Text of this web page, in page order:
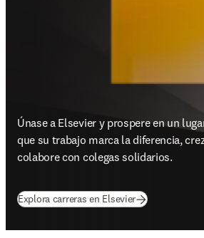
Únase a Elsevier y prospere en un
que su trabajo marca la diferencia,
colabore con colegas solidarios.
Explora carreras en Elsevier